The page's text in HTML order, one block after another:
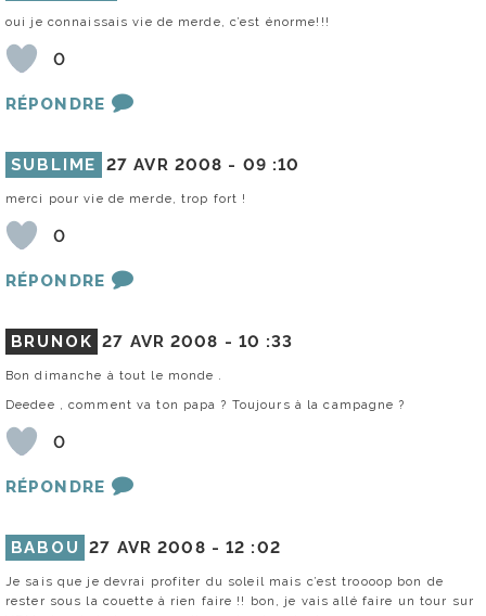
oui je connaissais vie de merde, c’est énorme!!!
0
RÉPONDRE
SUBLIME 27 AVR 2008 - 09 :10
merci pour vie de merde, trop fort !
0
RÉPONDRE
BRUNOK 27 AVR 2008 - 10 :33
Bon dimanche à tout le monde .
Deedee , comment va ton papa ? Toujours à la campagne ?
0
RÉPONDRE
BABOU 27 AVR 2008 -12 :02
Je sais que je devrai profiter du soleil mais c’est troooop bon de
rester sous la couette à rien faire !! bon, je vais allé faire un tour sur